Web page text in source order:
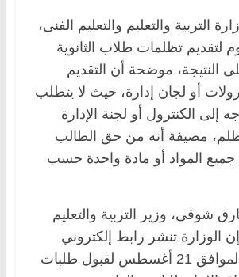
التربية والتعليم والتعليم الفنى،
لتقديم تظلمات طلاب الثانوية
2021، على النتيجة، موضحة أن التقديم
أو لجان إدارة، حيث لا يتطلب
إلى الكنترول أو لجنة الإدارة
مضيفة أنه من حق الطالب
المواد أو مادة واحدة حسب
شوقى، وزير التربية والتعليم
إن الوزارة تنشر رابط إلكتروني
عصر، السبت، الموافق 21 أغسطس لقبول طلبات